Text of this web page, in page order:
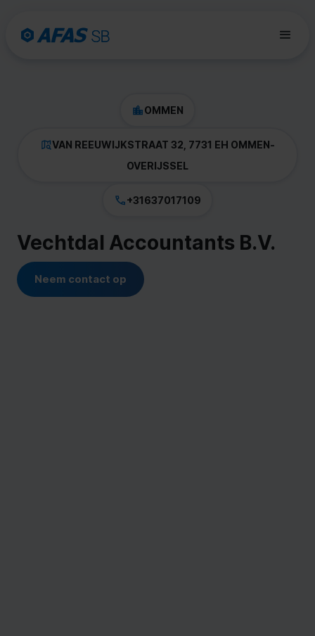
OMMEN
VAN REEUWIJKSTRAAT 32, 7731 EH OMMEN-
OVERIJSSEL
+31637017109
Vechtdal Accountants B.V.
Neem contact op